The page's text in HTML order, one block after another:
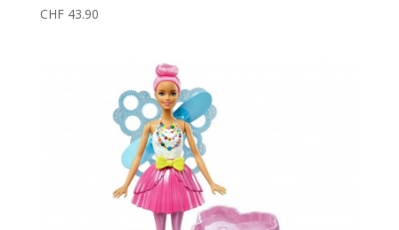
CHF43.90